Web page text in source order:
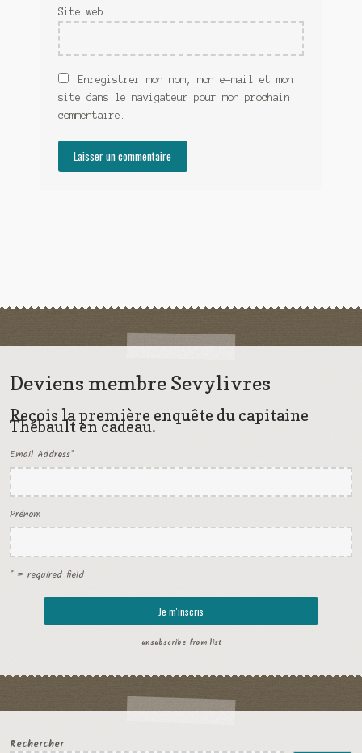
Site web
Enregistrer mon nom, mon e-mail et mon
site dans le navigateur pour mon prochain
commentaire.
Deviens membre Sevylivres
Reçois la première enquête du capitaine
Thébault en cadeau.
Email Address*
Prénom
* = required field
unsubscribe from list
Rechercher